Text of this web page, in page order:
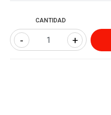
CANTIDAD
+
-